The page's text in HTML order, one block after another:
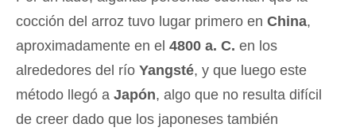
cocción del arroz tuvo lugar primero en China,
aproximadamente en el 4800 a. C. en los
alrededores del río Yangsté, y que luego este
método llegó a Japón, algo que no resulta difícil
de creer dado que los japoneses también